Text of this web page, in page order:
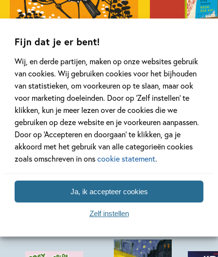
Fijn dat je er bent!
Wij, en derde partijen, maken op onze websites gebruik
van cookies. Wij gebruiken cookies voor het bijhouden
van statistieken, om voorkeuren op te slaan, maar ook
voor marketing doeleinden. Door op ‘Zelf instellen’ te
klikken, kun je meer lezen over de cookies die we
gebruiken op deze website en je voorkeuren aanpassen.
Door op ‘Accepteren en doorgaan’ te klikken, ga je
akkoord met het gebruik van alle categorieën cookies
zoals omschreven in onscookie statement.
Ja, ik accepteer cookies
Zelf instellen
over zichzelf. Ze besluit haar zoektocht naar zelfacceptatie
en zelfliefde op social media te delen én om te gaan voor
een stickervel met affirmaties om je leven een positieve
als het gaat over bodypositivity en self-love.’ Cosmopolitan
(Auto)biografie & dagboeken
15+ jaar
Pesten & misbruik
Voor volwassenen
Vriendschap
Zelfvertrouwen & weerbaarheid
Joann van den Herik
27 APRIL 2026
De mooiste cadeauboeken
voor Moederdag
Lees meer
over ‘Neem
Lees meer
Bekijk alle artikelen
Bekijk ook eens